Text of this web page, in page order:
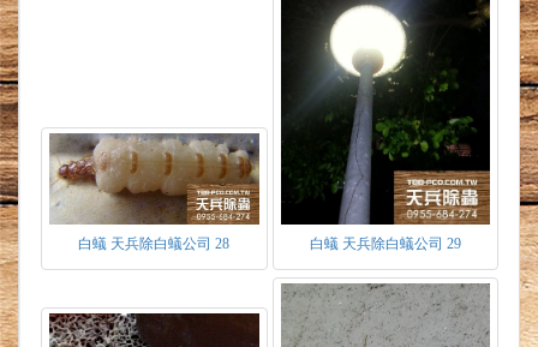
蟻相互傳遞，以提升滅巢之效率。
1.採精緻工法，堅持不破壞現場裝潢為原則下施
工，口洞大小僅0.2公分，以格局美觀為優先考
量，口洞均落在不易發現處。
2.施工中於現場發現蟻道或巢穴等，皆清除帶
離。
3.施工完畢若有藥劑溢出，皆予以擦拭。
4.施工完畢皆開立保固書一份。
除白蟻PTT | 天兵除白蟻公司 | 除蟲消毒公司台
北推薦 | 除蟲公司基隆.桃園.新竹.苗栗.台中 |
TEL : 0955-684-274 | 清除白蟻 | 消除白蟻 | 居家
白蟻 天兵除白蟻公司 28 白蟻 天兵除白蟻公司 29